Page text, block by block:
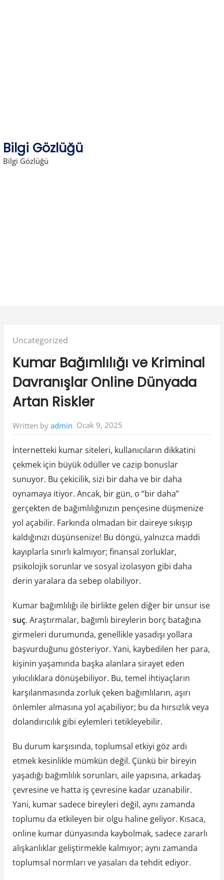
Bilgi Gözlüğü
Bilgi Gözlüğü
Posted
Uncategorized
Kumar Bağımlılığı ve Kriminal
Davranışlar Online Dünyada
Artan Riskler
Written by admin Ocak 9, 2025
İnternetteki kumar siteleri, kullanıcıların dikkatini
çekmek için büyük ödüller ve cazip bonuslar
sunuyor. Bu çekicilik, sizi bir daha ve bir daha
oynamaya itiyor. Ancak, bir gün, o “bir daha”
gerçekten de bağımlılığınızın pençesine düşmenize
yol açabilir. Farkında olmadan bir daireye sıkışıp
kaldığınızı düşünsenize! Bu döngü, yalnızca maddi
kayıplarla sınırlı kalmıyor; finansal zorluklar,
psikolojik sorunlar ve sosyal izolasyon gibi daha
derin yaralara da sebep olabiliyor.
Kumar bağımlılığı ile birlikte gelen diğer bir unsur ise
suç. Araştırmalar, bağımlı bireylerin borç batağına
girmeleri durumunda, genellikle yasadışı yollara
başvurduğunu gösteriyor. Yani, kaybedilen her para,
kişinin yaşamında başka alanlara sirayet eden
yıkıcılıklara dönüşebiliyor. Bu, temel ihtiyaçların
karşılanmasında zorluk çeken bağımlıların, aşırı
önlemler almasına yol açabiliyor; bu da hırsızlık veya
dolandırıcılık gibi eylemleri tetikleyebilir.
Bu durum karşısında, toplumsal etkiyi göz ardı
etmek kesinlikle mümkün değil. Çünkü bir bireyin
yaşadığı bağımlılık sorunları, aile yapısına, arkadaş
çevresine ve hatta iş çevresine kadar uzanabilir.
Yani, kumar sadece bireyleri değil, aynı zamanda
toplumu da etkileyen bir olgu haline geliyor. Kısaca,
online kumar dünyasında kaybolmak, sadece zararlı
alışkanlıklar geliştirmekle kalmıyor; aynı zamanda
toplumsal normları ve yasaları da tehdit ediyor.